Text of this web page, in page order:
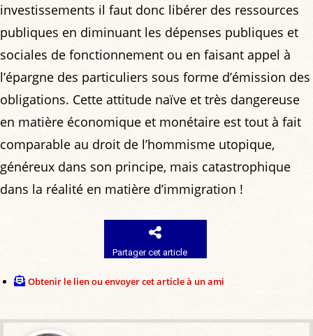
investissements il faut donc libérer des ressources
publiques en diminuant les dépenses publiques et
sociales de fonctionnement ou en faisant appel à
l’épargne des particuliers sous forme d’émission des
obligations. Cette attitude naïve et très dangereuse
en matière économique et monétaire est tout à fait
comparable au droit de l’hommisme utopique,
généreux dans son principe, mais catastrophique
dans la réalité en matière d’immigration !
Partager cet article
Obtenir le lien ou envoyer cet article à un ami